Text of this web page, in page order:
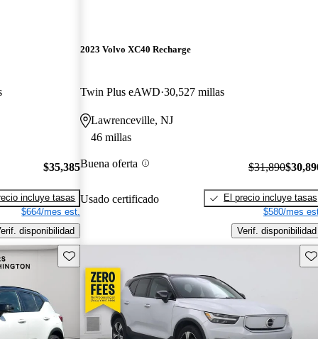
$35,385
incluye tasas
$664/mes est.
disponibilidad
2023 Volvo XC40 Recharge
Twin Plus eAWD 30,527 millas
Lawrenceville, NJ
46 millas
Buena oferta
Usado certificado
$31,890
El precio incluye tasas
$580/mes
Verif. disponibilidad
Guarda este Aviso